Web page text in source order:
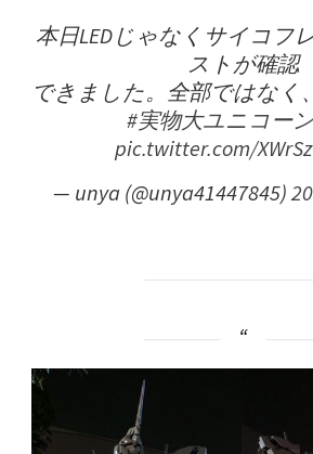
本日LEDじゃなくサイコフ
ストが確認
できました。全部ではなく
#実物大ユニコー
pic.twitter.com/
— unya (@unya41447845)